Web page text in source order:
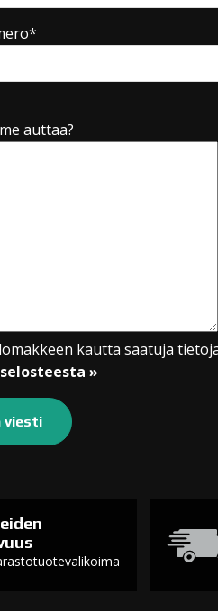
auttaa?
kautta saatuja
»